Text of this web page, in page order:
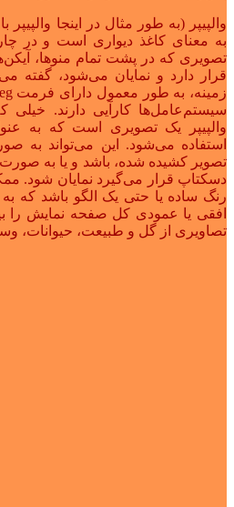
والپیپر (به طور مثال در اینجا
به معنای کاغذ دیواری است و در
قرار دارد و نمایان می‌شود، گفته
سیستم‌عامل‌ها کارآیی دارند. خیلی
والپیپر یک تصویری است که به
استفاده می‌شود. این می‌تواند به
تصویر کشیده شده، باشد و یا به
دسکتاپ قرار می‌گیرد نمایان شود.
رنگ ساده یا حتی یک الگو باشد که
افقی یا عمودی کل صفحه نمایش را
تصاویری از گل و طبیعت، حیوانات،